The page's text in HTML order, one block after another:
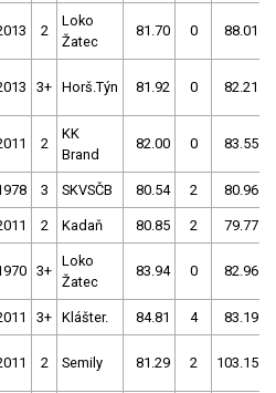
2
Loko
Žatec
81.70 0 88.01
3+ Horš.Týn 81.92 0 82.21
2
KK
Brand
82.00 0 83.55
3 SKVSČB 80.54 2 80.96
2 Kadaň 80.85 2 79.77
3+
Loko
Žatec
83.94 0 82.96
3+ Klášter. 84.81 4 83.19
2 Semily 81.29 2 103.15